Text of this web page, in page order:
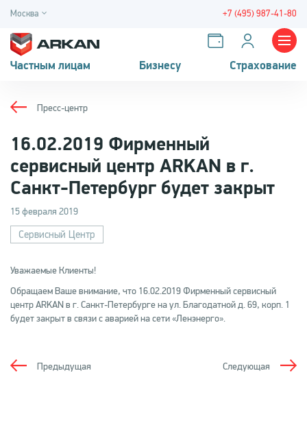
Москва +7 (495) 987-41-80
Частным лицам Бизнесу Страхование
Пресс-центр
16.02.2019 Фирменный
сервисный центр ARKAN в г.
Санкт-Петербург будет закрыт
15 февраля 2019
Сервисный Центр
Уважаемые Клиенты!
Обращаем Ваше внимание, что 16.02.2019 Фирменный сервисный
центр ARKAN в г. Санкт-Петербурге на ул. Благодатной д. 69, корп. 1
будет закрыт в связи с аварией на сети «Ленэнерго».
Следующая
Предыдущая